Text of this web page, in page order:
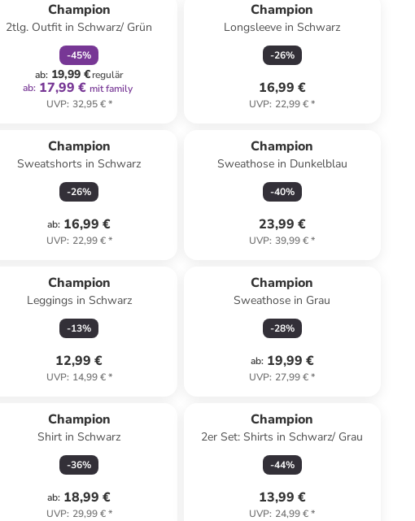
Champion
2tlg. Outfit in Schwarz/ Grün
-45%
ab: 19,99 €regulär
ab: 17,99 € mit family
UVP: 32,95 €*
Champion
Longsleeve in Schwarz
-26%
16,99 €
UVP: 22,99 €*
Champion
Sweatshorts in Schwarz
-26%
ab: 16,99 €
UVP: 22,99 €*
Champion
Sweathose in Dunkelblau
-40%
23,99 €
UVP: 39,99 €*
Champion
Leggings in Schwarz
-13%
12,99 €
UVP: 14,99 €*
Champion
Sweathose in Grau
-28%
ab: 19,99 €
UVP: 27,99 €*
Champion
Shirt in Schwarz
-36%
ab: 18,99 €
UVP: 29,99 €*
Champion
2er Set: Shirts in Schwarz/ Grau
-44%
13,99 €
UVP: 24,99 €*